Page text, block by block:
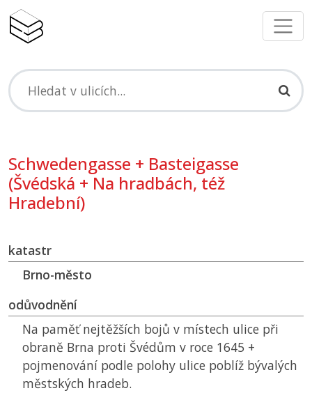
Schwedengasse + Basteigasse
(Švédská + Na hradbách, též
Hradební)
katastr
Brno-město
odůvodnění
Na paměť nejtěžších bojů v místech ulice při
obraně Brna proti Švédům v roce 1645 +
pojmenování podle polohy ulice poblíž bývalých
městských hradeb.